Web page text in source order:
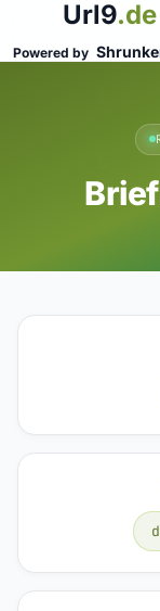
Url9.de
Powered by